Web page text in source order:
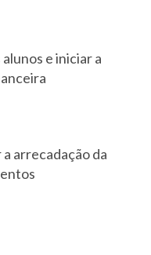
e iniciar a
arrecadação da